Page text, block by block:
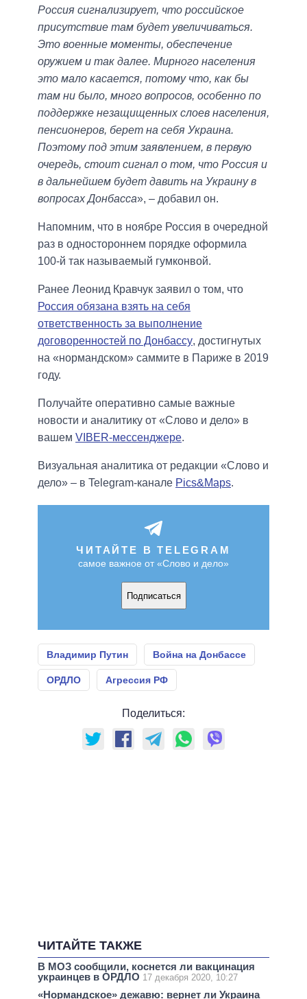
Россия сигнализирует, что российское
присутствие там будет увеличиваться.
Это военные моменты, обеспечение
оружием и так далее. Мирного населения
это мало касается, потому что, как бы
там ни было, много вопросов, особенно по
поддержке незащищенных слоев населения,
пенсионеров, берет на себя Украина.
Поэтому под этим заявлением, в первую
очередь, стоит сигнал о том, что Россия и
в дальнейшем будет давить на Украину в
вопросах Донбасса», ‒ добавил он.
Напомним, что в ноябре Россия в очередной
раз в одностороннем порядке оформила
100-й так называемый гумконвой.
Ранее Леонид Кравчук заявил о том, что
Россия обязана взять на себя
ответственность за выполнение
договоренностей по Донбассу, достигнутых
на «нормандском» саммите в Париже в 2019
году.
Получайте оперативно самые важные
новости и аналитику от «Слово и дело» в
вашем VIBER-мессенджере.
Визуальная аналитика от редакции «Слово и
дело» – в Telegram-канале Pics&Maps.
ЧИТАЙТЕ В TELEGRAM
самое важное от «Слово и дело»
Подписаться
Владимир Путин Война на Донбассе
ОРДЛО Агрессия РФ
Поделиться:
ЧИТАЙТЕ ТАКЖЕ
В МОЗ сообщили, коснется ли вакцинация
украинцев в ОРДЛО 17 декабря 2020, 10:27
«Нормандское» дежавю: вернет ли Украина